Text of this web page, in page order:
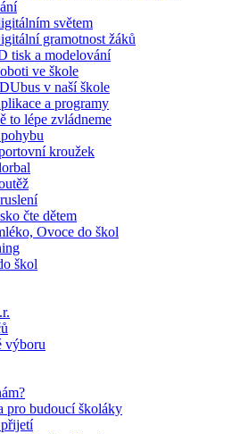
světem
gramotnost žáků
tisk a modelování
ve škole
v naší škole
a programy
to lépe zvládneme
kroužek
čte dětem
Ovoce do škol
škol
výboru
pro budoucí školáky